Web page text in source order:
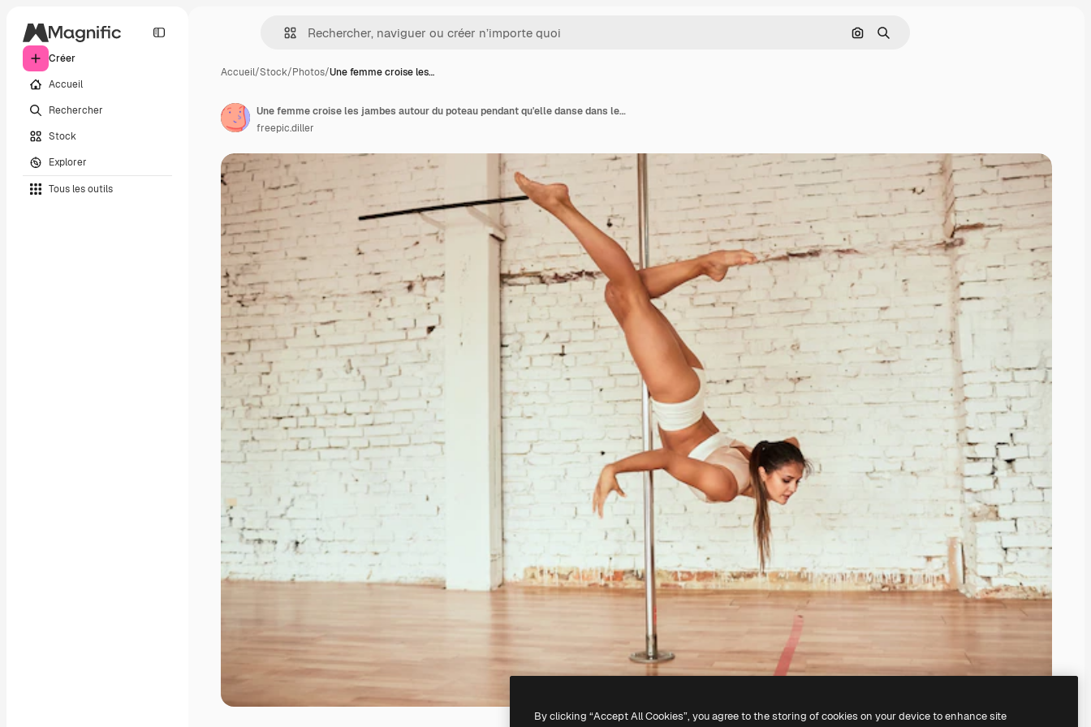
Créer
Accueil
Rechercher
Stock
Explorer
Tous les outils
Rechercher par image
Rechercher
Accueil/Stock/Photos/Une femme croise les…
Une femme croise les jambes autour du poteau pendant qu'elle danse dans le studio.
freepic.diller
By clicking “Accept All Cookies”, you agree to the storing of cookies on your device to enhance site